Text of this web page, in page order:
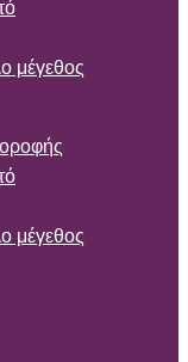
μέγεθος
οροφής
μέγεθος